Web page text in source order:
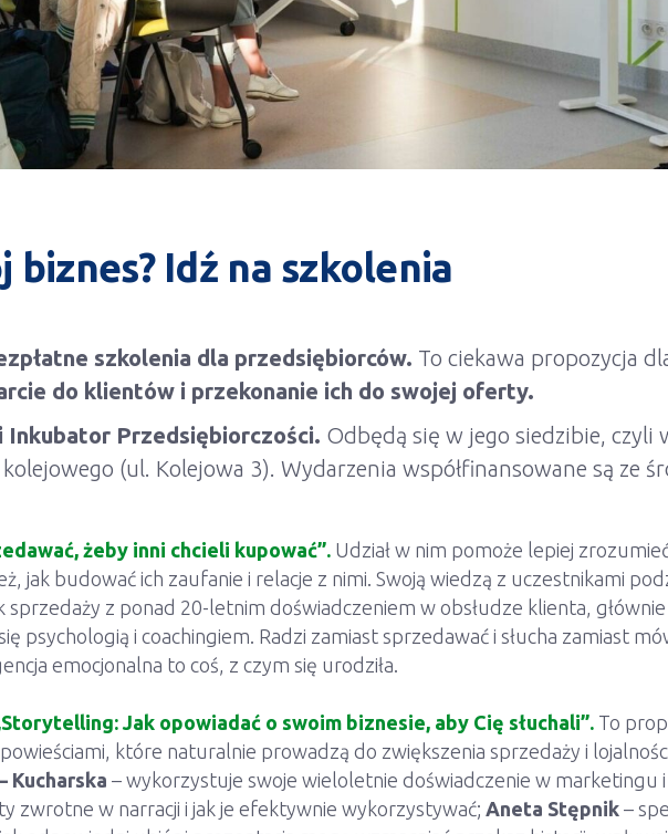
biznes? Idź na szkolenia
szkolenia dla przedsiębiorców. To ciekawa propozycja
do klientów i przekonanie ich do swojej oferty.
Inkubator Przedsiębiorczości. Odbędą się w jego siedzibie, czyli
(ul. Kolejowa 3). Wydarzenia współfinansowane są ze
żeby inni chcieli kupować”. Udział w nim pomoże lepiej
jak budować ich zaufanie i relacje z nimi. Swoją wiedzą z uczestnikami
sprzedaży z ponad 20-letnim doświadczeniem w obsłudze klienta, głównie
psychologią i coachingiem. Radzi zamiast sprzedawać i słucha zamiast
emocjonalna to coś, z czym się urodziła.
Jak opowiadać o swoim biznesie, aby Cię słuchali”. To
które naturalnie prowadzą do zwiększenia sprzedaży i
Kucharska – wykorzystuje swoje wieloletnie doświadczenie w marketingu
zwrotne w narracji i jak je efektywnie wykorzystywać; Aneta Stępnik –